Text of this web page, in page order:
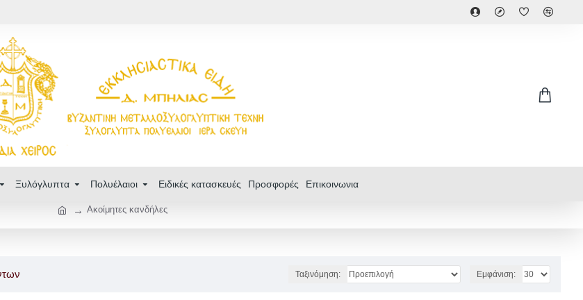
Ξυλόγλυπτα Πολυέλαιοι Ειδικές κατασκευές Προσφορές Επικοινωνια
Ακοίμητες κανδήλες
Ταξινόμηση: Εμφάνιση: